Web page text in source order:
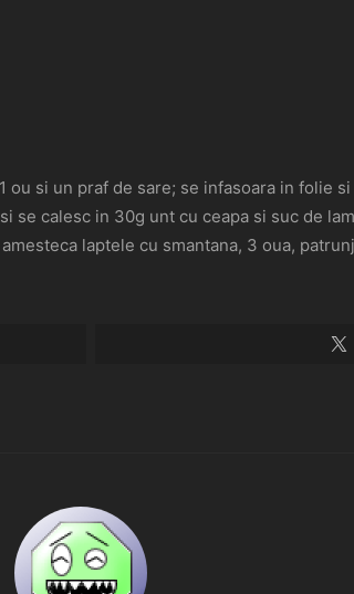
ou si un praf de sare; se infasoara in folie
se calesc in 30g unt cu ceapa si suc de
laptele cu smantana, 3 oua,